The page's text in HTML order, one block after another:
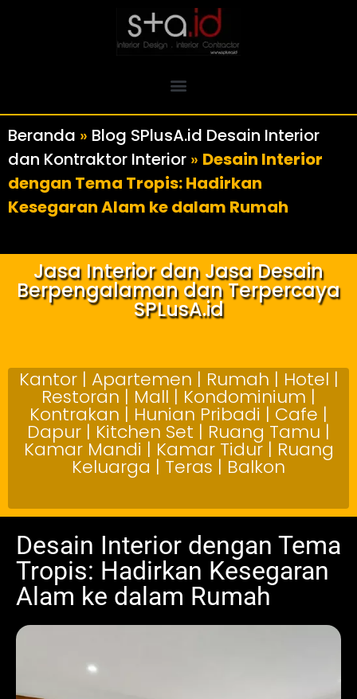
Beranda » Blog SPlusA.id Desain Interior
dan Kontraktor Interior » Desain Interior
dengan Tema Tropis: Hadirkan
Kesegaran Alam ke dalam Rumah
Jasa Interior dan Jasa Desain
Berpengalaman dan Terpercaya
SPLusA.id
Kantor | Apartemen | Rumah | Hotel |
Restoran | Mall | Kondominium |
Kontrakan | Hunian Pribadi | Cafe |
Dapur | Kitchen Set | Ruang Tamu |
Kamar Mandi | Kamar Tidur | Ruang
Keluarga | Teras | Balkon
Desain Interior dengan Tema
Tropis: Hadirkan Kesegaran
Alam ke dalam Rumah